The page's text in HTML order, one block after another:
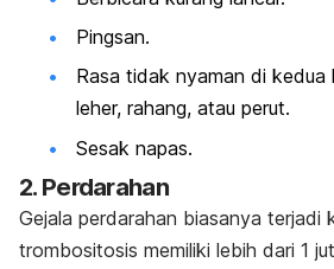
Pingsan.
Rasa tidak nyaman di kedua
leher, rahang, atau perut.
Sesak napas.
2. Perdarahan
Gejala perdarahan biasanya terjadi
trombositosis memiliki lebih dari 1